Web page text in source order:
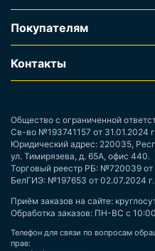
Покупателям
Контакты
Общество с ограниченной
Св-во №193741157 от 31.01.2024
Юридический адрес: 220035,
ул. Тимирязева, д. 65А, офис 440.
Торговый реестр РБ: №720039 от
БелГИЭ: №197653 от 02.07.2024 г.
Приём заказов на сайте:
Обработка заказов: ПН-ВС с
Телефон для связи по вопросам
прав: